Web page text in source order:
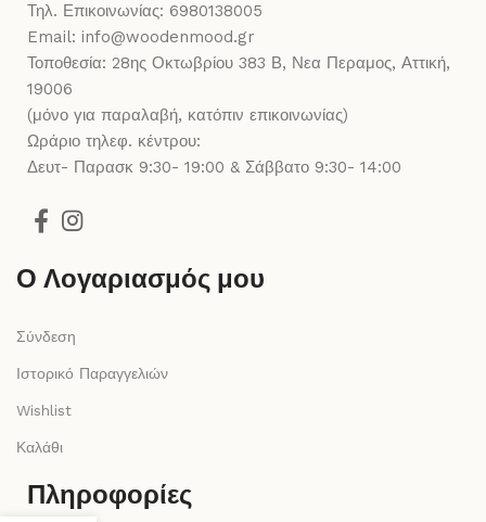
Τηλ. Επικοινωνίας: 6980138005
Email: info@woodenmood.gr
Τοποθεσία: 28ης Οκτωβρίου 383 Β, Νεα Περαμος, Αττική,
19006
(μόνο για παραλαβή, κατόπιν επικοινωνίας)
Ωράριο τηλεφ. κέντρου:
Δευτ- Παρασκ 9:30- 19:00 & Σάββατο 9:30- 14:00
Ο Λογαριασμός μου
Σύνδεση
Ιστορικό Παραγγελιών
Wishlist
Καλάθι
Πληροφορίες